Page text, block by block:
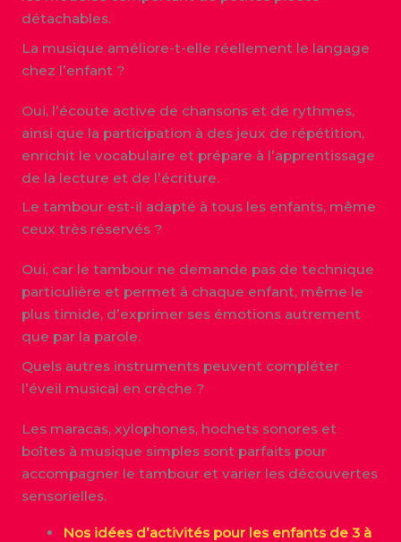
détachables.
La musique améliore-t-elle réellement le langage
chez l’enfant ?
Oui, l’écoute active de chansons et de rythmes,
ainsi que la participation à des jeux de répétition,
enrichit le vocabulaire et prépare à l’apprentissage
de la lecture et de l’écriture.
Le tambour est-il adapté à tous les enfants, même
ceux très réservés ?
Oui, car le tambour ne demande pas de technique
particulière et permet à chaque enfant, même le
plus timide, d’exprimer ses émotions autrement
que par la parole.
Quels autres instruments peuvent compléter
l’éveil musical en crèche ?
Les maracas, xylophones, hochets sonores et
boîtes à musique simples sont parfaits pour
accompagner le tambour et varier les découvertes
sensorielles.
Nos idées d’activités pour les enfants de 3 à